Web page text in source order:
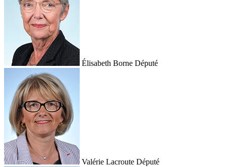
Élisabeth Borne Député
Valérie Lacroute Député